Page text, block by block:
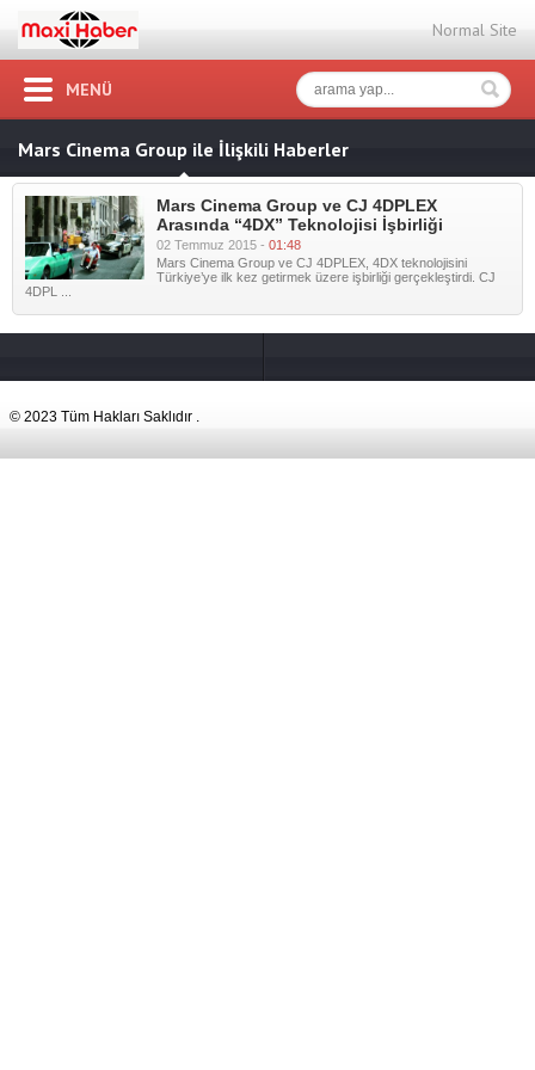
Normal Site
MENÜ
Mars Cinema Group ile İlişkili Haberler
Mars Cinema Group ve CJ 4DPLEX
Arasında “4DX” Teknolojisi İşbirliği
02 Temmuz 2015 - 01:48
Mars Cinema Group ve CJ 4DPLEX, 4DX teknolojisini
Türkiye’ye ilk kez getirmek üzere işbirliği gerçekleştirdi. CJ
4DPL ...
© 2023 Tüm Hakları Saklıdır .